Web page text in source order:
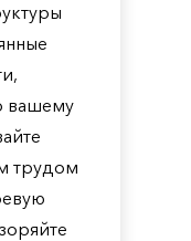
вашему
трудом